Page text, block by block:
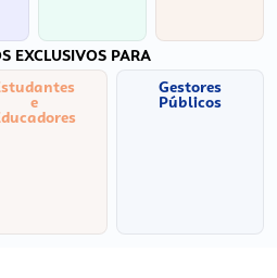
EXCLUSIVOS PARA
e
Gestores
Públicos